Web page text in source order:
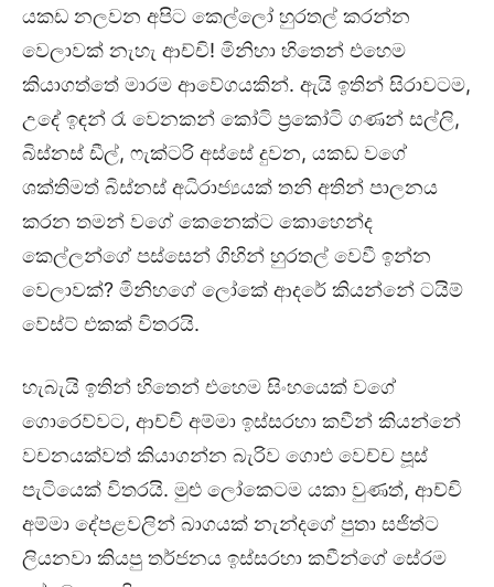
යකඩ නලවන අපිට කෙල්ලෝ හුරතල් කරන්න
වෙලාවක් නැහැ ආච්චි! මිනිහා හිතෙන් එහෙම
කියාගත්තේ මාරම ආවේගයකින්. ඇයි ඉතින් සිරාවටම,
උදේ ඉඳන් රෑ වෙනකන් කෝටි ප්‍රකෝටි ගණන් සල්ලි,
බිස්නස් ඩීල්, ෆැක්ටරි අස්සේ දුවන, යකඩ වගේ
ශක්තිමත් බිස්නස් අධිරාජ්‍යයක් තනි අතින් පාලනය
කරන තමන් වගේ කෙනෙක්ට කොහෙන්ද
කෙල්ලන්ගේ පස්සෙන් ගිහින් හුරතල් වෙවී ඉන්න
වෙලාවක්? මිනිහගේ ලෝකේ ආදරේ කියන්නේ ටයිම්
වේස්ට් එකක් විතරයි.
හැබැයි ඉතින් හිතෙන් එහෙම සිංහයෙක් වගේ
ගොරෙව්වට, ආච්චි අම්මා ඉස්සරහා කවීන් කියන්නේ
වචනයක්වත් කියාගන්න බැරිව ගොළු වෙච්ච පූස්
පැටියෙක් විතරයි. මුළු ලෝකෙටම යකා වුණත්, ආච්චි
අම්මා දේපළවලින් බාගයක් නැන්දගේ පුතා සජිත්ට
ලියනවා කියපු තර්ජනය ඉස්සරහා කවීන්ගේ සේරම